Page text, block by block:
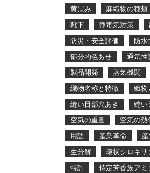
黄ばみ 麻織物の種類
靴下
静電気対策
防災・安全評価
防水
部分的色あせ
通気性
製品開発
蒸気機関
織物名称と特徴
織物
縫い目部穴あき
縫い
空気の重量
空気の熱
用語
産業革命
生分解
環状シロキサ
特許
特定芳香族アミ